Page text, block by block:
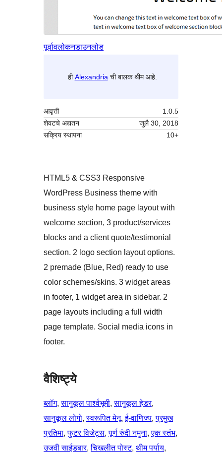
पूर्वावलोकनडाउनलोड
हीAlexandria ची बालक थीम आहे.
आवृत्ती
1.0.5
शेवटचे अद्यतन
जुलै 30, 2018
सक्रिय स्थापना
10+
HTML5 & CSS3 Responsive
WordPress Business theme with
business style home page layout with
welcome section, 3 product/services
blocks and a client quote/testimonial
section. 2 logo section layout options.
2 premade (Blue, Red) ready to use
color schemes/skins. 3 widget areas
in footer, 1 widget area in sidebar. 2
page layouts including a full width
page template. Social media icons in
footer.
वैशिष्ट्ये
ब्लॉग, सानुकूल पार्श्वभूमी, सानुकूल हेडर
सानुकूल लोगो, स्वरूपित मेनू, ई-वाणिज्य, प्रमुख
प्रतिमा, फुटर विजेट्स, पूर्ण रुंदी नमुना, एक स्तंभ
उजवी साईडबार, चिखलीत पोस्ट, थीम पर्याय